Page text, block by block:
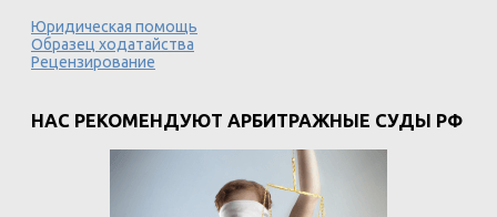
Юридическая помощь
Образец ходатайства
Рецензирование
НАС РЕКОМЕНДУЮТ АРБИТРАЖНЫЕ СУДЫ РФ